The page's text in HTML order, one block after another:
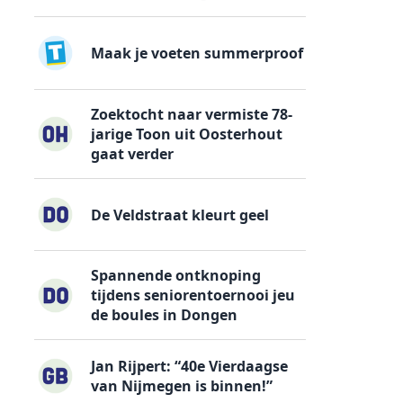
Maak je voeten summerproof
Zoektocht naar vermiste 78-
jarige Toon uit Oosterhout
gaat verder
De Veldstraat kleurt geel
Spannende ontknoping
tijdens seniorentoernooi jeu
de boules in Dongen
Jan Rijpert: “40e Vierdaagse
van Nijmegen is binnen!”